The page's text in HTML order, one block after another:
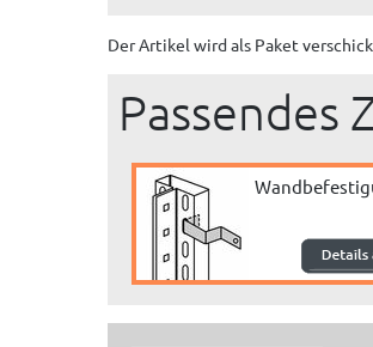
Der Artikel wirdals Paket
Passendes